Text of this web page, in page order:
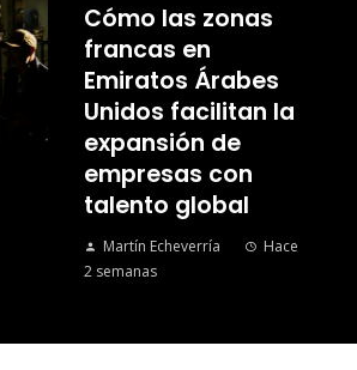
Cómo las zonas
francas en
Emiratos Árabes
Unidos facilitan la
expansión de
empresas con
talento global
Martín Echeverría
Hace
2 semanas